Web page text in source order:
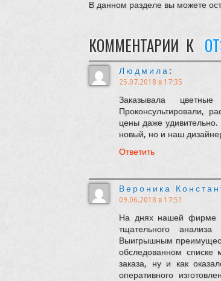
В данном разделе вы можете
КОММЕНТАРИИ К
Людмила :
25.07.2018 в 17:35
Заказывала
Проконсультировали,
цены даже удивительно.
новый, но и наш
Ответить
Вероника
09.06.2018 в 17:51
На днях нашей фирме
тщательного
Выигрышным
обследованном списке
заказа, ну и как
оперативного